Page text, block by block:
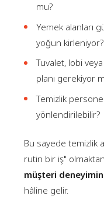
mu?
Yemek alanları
yoğun kirleniyor?
Tuvalet, lobi
planı gerekiyor
Temizlik
yönlendirilebilir?
Bu sayede temizlik
rutin bir iş"
müşteri
hâline gelir.